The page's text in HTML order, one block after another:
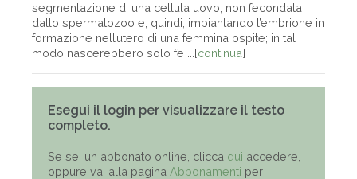
segmentazione di una cellula uovo, non fecondata
dallo spermatozoo e, quindi, impiantando l’embrione in
formazione nell’utero di una femmina ospite; in tal
modo nascerebbero solo fe ...[continua]
Esegui il login per visualizzare il testo
completo.
Se sei un abbonato online, clicca qui accedere,
oppure vai alla pagina Abbonamenti per